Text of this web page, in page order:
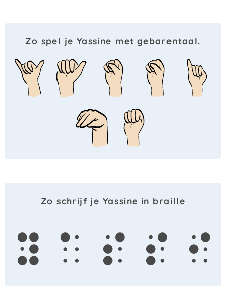
Zo spel je Yassine met gebarentaal.
Zo schrijf je Yassine in braille
y a s s i